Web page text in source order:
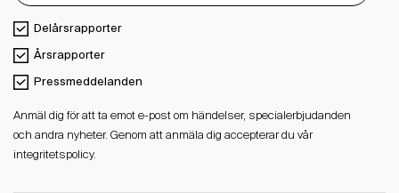
Delårsrapporter
Årsrapporter
Pressmeddelanden
Anmäl dig för att ta emot e-post om händelser, specialerbjudanden
och andra nyheter. Genom att anmäla dig accepterar du vår
integritetspolicy.